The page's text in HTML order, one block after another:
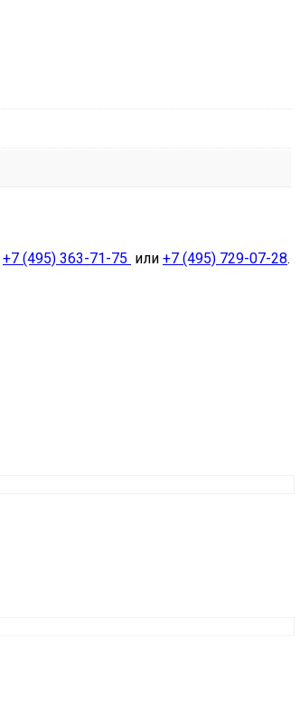
+7 (495) 363-71-75 или +7 (495) 729-07-28.